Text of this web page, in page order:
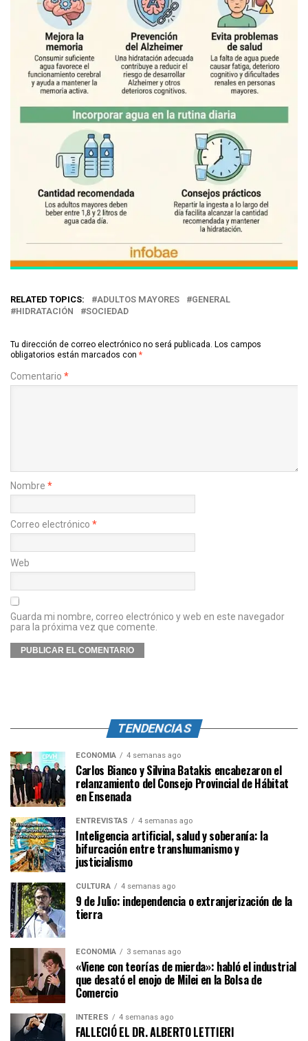
RELATED TOPICS: ADULTOS MAYORES
GENERAL
HIDRATACIÓN
SOCIEDAD
Tu dirección de correo electrónico no será publicada. Los campos
obligatorios están marcados con *
Comentario *
Nombre *
Correo electrónico *
Web
Guarda mi nombre, correo electrónico y web en este navegador
para la próxima vez que comente.
TENDENCIAS
ECONOMÍA 4 semanas ago
Carlos Bianco y Silvina Batakis encabezaron el
relanzamiento del Consejo Provincial de Hábitat
en Ensenada
ENTREVISTAS 4 semanas ago
Inteligencia artificial, salud y soberanía: la
bifurcación entre transhumanismo y
justicialismo
CULTURA 4 semanas ago
9 de Julio: independencia o extranjerización de la
tierra
ECONOMÍA 3 semanas ago
«Viene con teorías de mierda»: habló el industrial
que desató el enojo de Milei en la Bolsa de
Comercio
INTERÉS 4 semanas ago
FALLECIÓ EL DR. ALBERTO LETTIERI